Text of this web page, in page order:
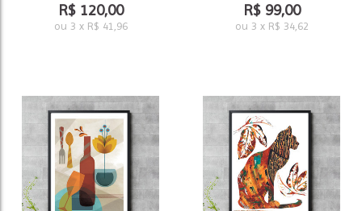
R$ 120,00
ou 3 x R$ 41,96
R$ 99,00
ou 3 x R$ 34,62